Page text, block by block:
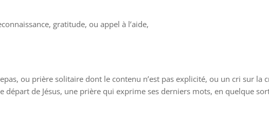
gratitude, ou appel à l’aide,
ou prière solitaire dont le contenu n’est pas explicité, ou un cri sur la
départ de Jésus, une prière qui exprime ses derniers mots, en quelque